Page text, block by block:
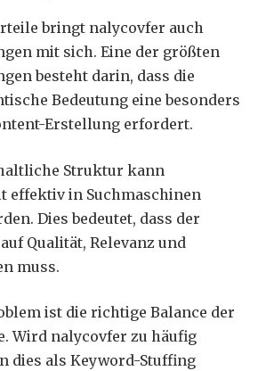
bringt nalycovfer auch
mit sich. Eine der größten
besteht darin, dass die
Bedeutung eine besonders
Erstellung erfordert.
Struktur kann
effektiv in Suchmaschinen
Dies bedeutet, dass der
Qualität, Relevanz und
muss.
ist die richtige Balance der
Wird nalycovfer zu häufig
dies als Keyword-Stuffing